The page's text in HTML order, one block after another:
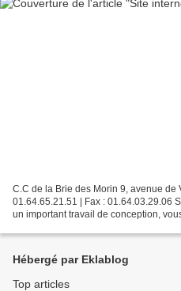
C.C de la Brie des Morin 9, avenue de
01.64.65.21.51 | Fax : 01.64.03.29.06
un important travail de conception,
Hébergé par Eklablog
Top articles